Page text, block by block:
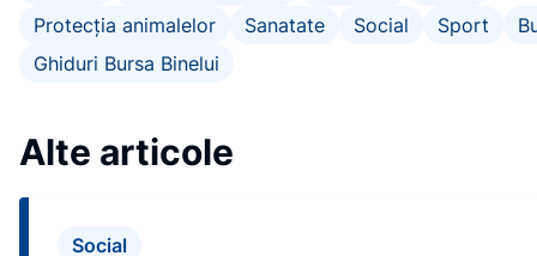
Protecția animalelor
Sanatate Social Sport
Ghiduri Bursa Binelui
Alte articole
Social